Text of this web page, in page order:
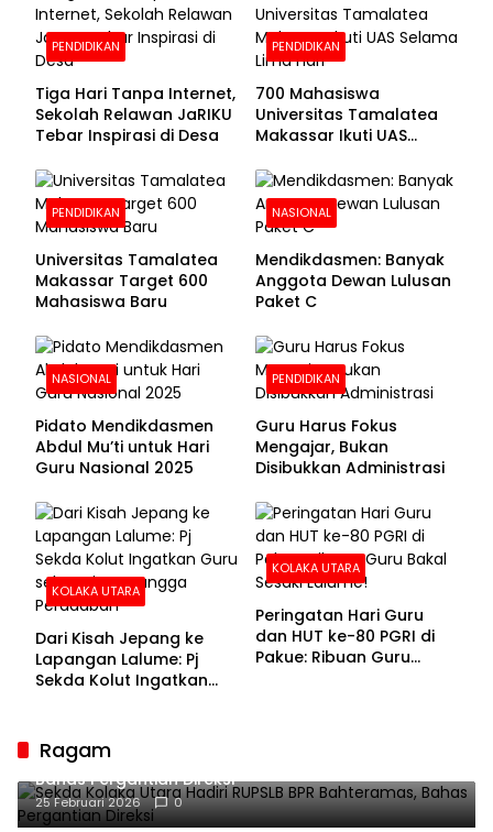
Dibuka
PENDIDIKAN
Tiga Hari Tanpa Internet,
Sekolah Relawan JaRIKU
Tebar Inspirasi di Desa
PENDIDIKAN
700 Mahasiswa
Universitas Tamalatea
Makassar Ikuti UAS
PENDIDIKAN
Universitas Tamalatea
Makassar Target 600
Mahasiswa Baru
NASIONAL
Mendikdasmen: Banyak
Anggota Dewan Lulusan
Paket C
NASIONAL
Pidato Mendikdasmen
Abdul Mu’ti untuk Hari
Guru Nasional 2025
PENDIDIKAN
Guru Harus Fokus
Mengajar, Bukan
Disibukkan Administrasi
KOLAKA UTARA
Dari Kisah Jepang ke
Lapangan Lalume: Pj
Sekda Kolut Ingatkan
KOLAKA UTARA
Peringatan Hari Guru
dan HUT ke-80 PGRI di
Pakue: Ribuan Guru
Ragam
Sekda Kolaka Utara Hadiri RUPSLB BPR Bahteramas,
Bahas Pergantian Direksi
25 Februari 2026 0